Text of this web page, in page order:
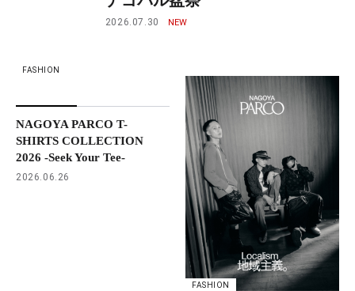
2026.07.30
FASHION
NAGOYA PARCO T-
SHIRTS COLLECTION
2026 -Seek Your Tee-
2026.06.26
FASHION